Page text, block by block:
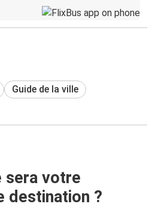
Guide de la ville
sera votre
destination ?